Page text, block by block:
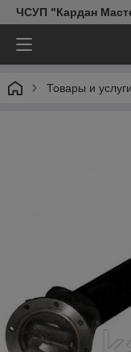
ЧСУП "Кардан
Товары и услуги